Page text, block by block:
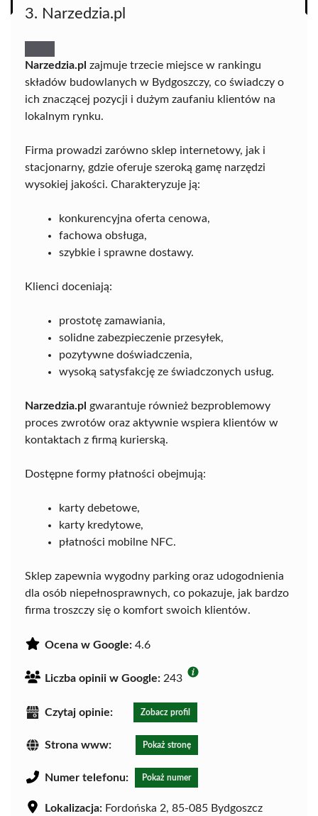
3. Narzedzia.pl
Narzedzia.pl zajmuje trzecie miejsce w rankingu
składów budowlanych w Bydgoszczy, co świadczy o
ich znaczącej pozycji i dużym zaufaniu klientów na
lokalnym rynku.
Firma prowadzi zarówno sklep internetowy, jak i
stacjonarny, gdzie oferuje szeroką gamę narzędzi
wysokiej jakości. Charakteryzuje ją:
konkurencyjna oferta cenowa,
fachowa obsługa,
szybkie i sprawne dostawy.
Klienci doceniają:
prostotę zamawiania,
solidne zabezpieczenie przesyłek,
pozytywne doświadczenia,
wysoką satysfakcję ze świadczonych usług.
Narzedzia.pl gwarantuje również bezproblemowy
proces zwrotów oraz aktywnie wspiera klientów w
kontaktach z firmą kurierską.
Dostępne formy płatności obejmują:
karty debetowe,
karty kredytowe,
płatności mobilne NFC.
Sklep zapewnia wygodny parking oraz udogodnienia
dla osób niepełnosprawnych, co pokazuje, jak bardzo
firma troszczy się o komfort swoich klientów.
Ocena w Google: 4.6
Liczba opinii w Google: 243
Czytaj opinie: Zobacz profil
Strona www: Pokaż stronę
Numer telefonu: Pokaż numer
Lokalizacja: Fordońska 2, 85-085 Bydgoszcz